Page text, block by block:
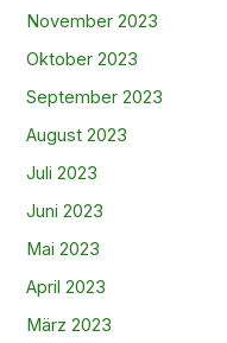
November 2023
Oktober 2023
September 2023
August 2023
Juli 2023
Juni 2023
Mai 2023
April 2023
März 2023